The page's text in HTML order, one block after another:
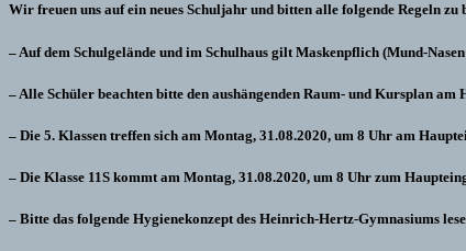
Wir freuen uns auf ein neues Schuljahr und bitten alle folgende Regeln zu
– Auf dem Schulgelände und im Schulhaus gilt Maskenpflich (Mund-
– Alle Schüler beachten bitte den aushängenden Raum- und Kursplan am
– Die 5. Klassen treffen sich am Montag, 31.08.2020, um 8 Uhr am
– Die Klasse 11S kommt am Montag, 31.08.2020, um 8 Uhr zum
– Bitte das folgende Hygienekonzept des Heinrich-Hertz-Gymnasiums